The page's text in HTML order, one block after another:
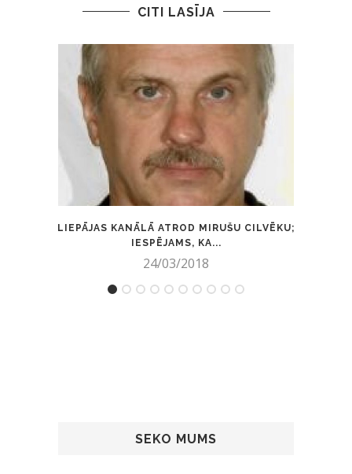
CITI LASĪJA
LIEPĀJAS KANĀLĀ ATROD MIRUŠU CILVĒKU;
IESPĒJAMS, KA...
24/03/2018
SEKO MUMS